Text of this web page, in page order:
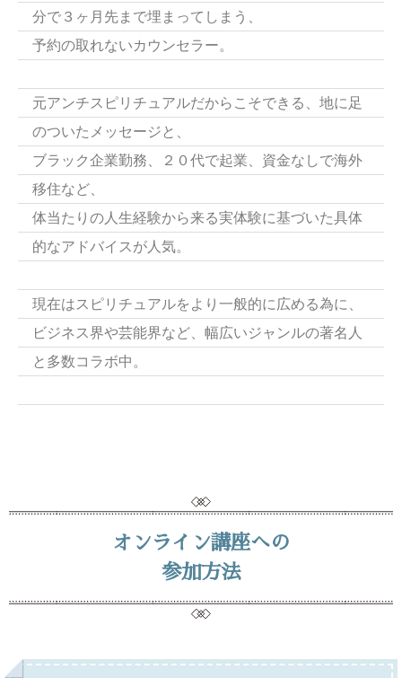
分で３ヶ月先まで埋まってしまう、
予約の取れないカウンセラー。
元アンチスピリチュアルだからこそできる、地に足
のついたメッセージと、
ブラック企業勤務、２０代で起業、資金なしで海外
移住など、
体当たりの人生経験から来る実体験に基づいた具体
的なアドバイスが人気。
現在はスピリチュアルをより一般的に広める為に、
ビジネス界や芸能界など、幅広いジャンルの著名人
と多数コラボ中。
オンライン講座への
参加方法